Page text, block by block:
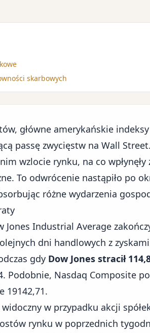
skarbowych
główne amerykańskie
passę zwycięstw na Wall
wzlocie rynku, na co
. To odwrócenie nastąpiło po
różne wydarzenia
Jones Industrial Average
dni handlowych z
gdy Dow Jones stracił
Podobnie, Nasdaq Composite
19142,71.
widoczny w przypadku akcji
rynku w poprzednich